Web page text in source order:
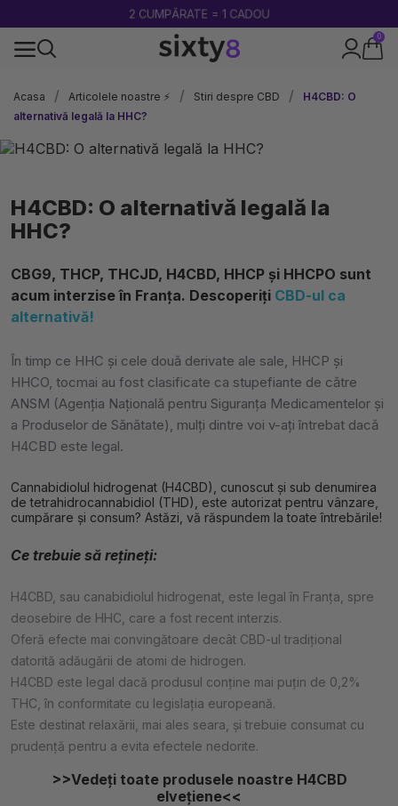
2 CUMPĂRATE = 1 CADOU
0
Acasa
Articolele noastre ⚡ Stiri despre CBD
H4CBD: O
alternativă legală la HHC?
H4CBD: O alternativă legală la
HHC?
CBG9, THCP, THCJD, H4CBD, HHCP și HHCPO sunt
acum interzise în Franța. Descoperiți CBD-ul ca
alternativă!
În timp ce HHC și cele două derivate ale sale, HHCP și
HHCO, tocmai au fost clasificate ca stupefiante de către
ANSM (Agenția Națională pentru Siguranța Medicamentelor și
a Produselor de Sănătate), mulți dintre voi v-ați întrebat dacă
H4CBD este legal.
Cannabidiolul hidrogenat (H4CBD), cunoscut și sub denumirea
de tetrahidrocannabidiol (THD), este autorizat pentru vânzare,
cumpărare și consum? Astăzi, vă răspundem la toate întrebările!
Ce trebuie să rețineți:
H4CBD, sau canabidiolul hidrogenat, este legal în Franța, spre
deosebire de HHC, care a fost recent interzis.
Oferă efecte mai convingătoare decât CBD-ul tradițional
datorită adăugării de atomi de hidrogen.
H4CBD este legal dacă produsul conține mai puțin de 0,2%
THC, în conformitate cu legislația europeană.
Este destinat relaxării, mai ales seara, și trebuie consumat cu
prudență pentru a evita efectele nedorite.
>>Vedeți toate produsele noastre H4CBD
elvețiene<<